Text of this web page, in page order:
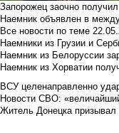
Запорожец заочно
Наемник объявлен в
Все новости по теме
Наемники из Грузии и
Наемник из Белоруссии
Наемник из Хорватии
ВСУ целенаправленно
Новости СВО:
Житель Донецка призывал